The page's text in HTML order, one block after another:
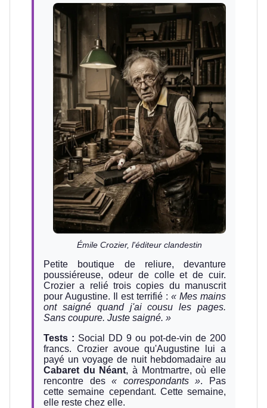
Émile Crozier, l'éditeur clandestin
Petite boutique de reliure, devanture
poussiéreuse, odeur de colle et de cuir.
Crozier a relié trois copies du manuscrit
pour Augustine. Il est terrifié : « Mes mains
ont saigné quand j'ai cousu les pages.
Sans coupure. Juste saigné. »
Tests : Social DD 9 ou pot-de-vin de 200
francs. Crozier avoue qu'Augustine lui a
payé un voyage de nuit hebdomadaire au
Cabaret du Néant, à Montmartre, où elle
rencontre des« correspondants ». Pas
cette semaine cependant. Cette semaine,
elle reste chez elle.